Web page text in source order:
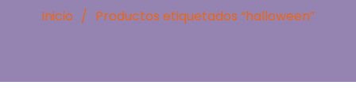
Inicio / Productos etiquetados “halloween”